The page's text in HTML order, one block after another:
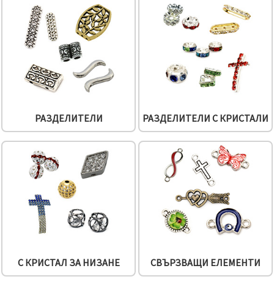
дадения
"бисквитки"
и кликнеш
бутона
Приеми
на
бисквитките
РАЗДЕЛИТЕЛИ РАЗДЕЛИТЕЛИ С КРИСТАЛИ
С КРИСТАЛ ЗА НИЗАНЕ СВЪРЗВАЩИ ЕЛЕМЕНТИ